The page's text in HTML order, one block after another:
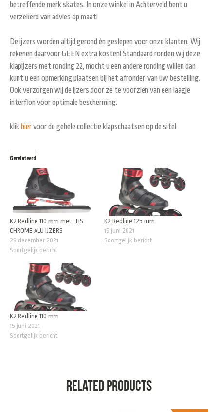
betreffende merk skates. In onze winkel in Achterveld bent u
verzekerd van advies op maat!
De ijzers worden altijd gerond én geslepen voor onze klanten. Wij
rekenen daarvoor GEEN extra kosten! Standaard ronden wij deze
klapijzers met ronding 22, mocht u een andere ronding willen dan
kunt u een opmerking plaatsen bij het afronden van uw bestelling.
Ook verzorgen wij de ijzers door ze te voorzien van een laagje
interflon voor optimale bescherming.
klik hiervoor de gehele collectie klapschaatsen op de site!
Gerelateerd
K2 Redline 110 mm met EHS
CHROME ALU IJZERS
28 december 2021
Soortgelijk bericht
K2 Redline 125 mm
15 juni 2021
Soortgelijk bericht
K2 Redline 110 mm
15 juni 2021
Soortgelijk bericht
Related products